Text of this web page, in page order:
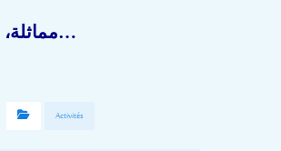
مماثلة، وأنشطة أخرى…
Activités